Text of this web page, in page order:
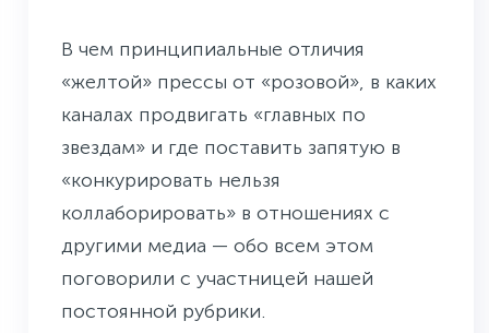
В чем принципиальные отличия
«желтой» прессы от «розовой», в каких
каналах продвигать «главных по
звездам» и где поставить запятую в
«конкурировать нельзя
коллаборировать» в отношениях с
другими медиа — обо всем этом
поговорили с участницей нашей
постоянной рубрики.